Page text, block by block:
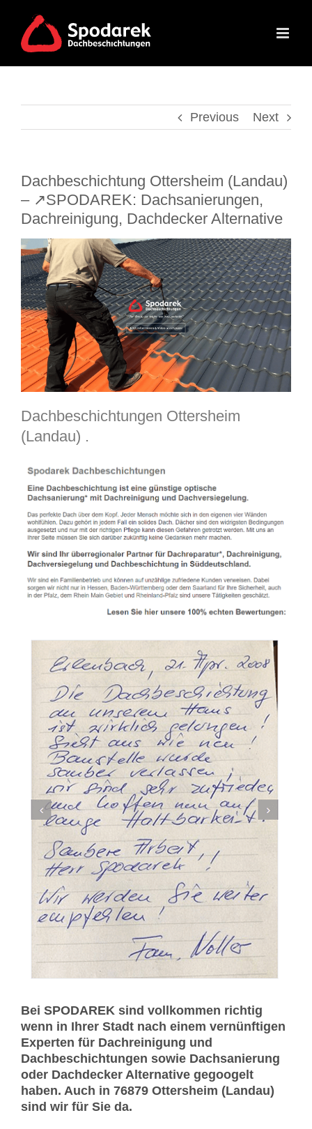
content
Previous Next
Dachbeschichtung Ottersheim (Landau)
– ↗️SPODAREK: Dachsanierungen,
Dachreinigung, Dachdecker Alternative
Dachbeschichtungen Ottersheim
(Landau) .
Bei SPODAREK sind vollkommen richtig
wenn in Ihrer Stadt nach einem vernünftigen
Experten für Dachreinigung und
Dachbeschichtungen sowie Dachsanierung
oder Dachdecker Alternative gegoogelt
haben. Auch in 76879 Ottersheim (Landau)
sind wir für Sie da.